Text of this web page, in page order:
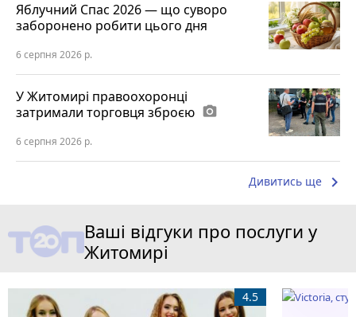
Яблучний Спас 2026 — що суворо
заборонено робити цього дня
6 серпня 2026 р.
У Житомирі правоохоронці
затримали торговця зброєю photo_camera
6 серпня 2026 р.
Дивитись ще keyboard_arrow_right
Ваші відгуки про послуги у
Житомирі
4.5